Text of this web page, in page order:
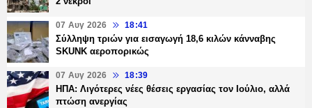
07 Αυγ 2026 18:41
Σύλληψη τριών για εισαγωγή 18,6 κιλών κάνναβης
SKUNK αεροπορικώς
07 Αυγ 2026 18:39
ΗΠΑ: Λιγότερες νέες θέσεις εργασίας τον Ιούλιο, αλλά
πτώση ανεργίας